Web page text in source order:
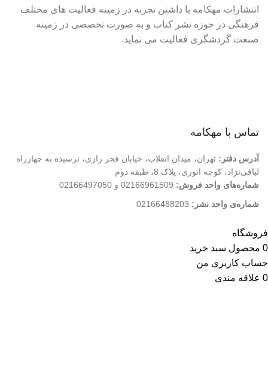
انتشارات مهکامه با داشتن تجربه در زمینه فعالیت های مختلف
فرهنگی در حوزه نشر کتاب و به صورت تخصصی در زمینه
صنعت گردشگری فعالیت می نماید.
تماس با مهکامه
آدرس دفتر: تهران، میدان انقلاب، خیابان فخر رازی، نرسیده به چهارراه
لبافی‌نژاد، کوچه انوری، پلاک 8، طبقه دوم
شماره‌های واحد فروش: 02166961509 و 02166497050
شماره‌‌ی واحد نشر:
فروشگاه
0 محصول سبد خرید
حساب کاربری من
0 علاقه مندی